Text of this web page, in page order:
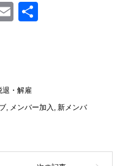
Email
退・解雇
, メンバー加入 , 新メンバ